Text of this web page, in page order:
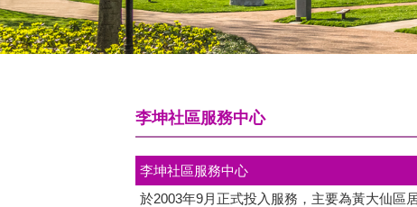
李坤社區服務中心
李坤社區服務中心
於2003年9月正式投入服務，主要為黃大仙區